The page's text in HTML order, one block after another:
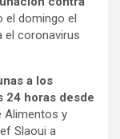
el domingo el
el coronavirus
a los
24 horas desde
Alimentos y
Slaoui a